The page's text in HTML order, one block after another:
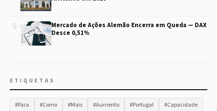
5
Mercado de Ações Alemão Encerra em Queda — DAX
Desce 0,51%
ETIQUETAS
#Para #Como #Mais #Aumento #Portugal
#Capacidade